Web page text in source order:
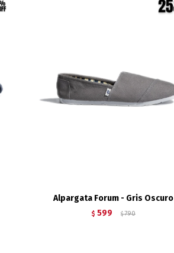
Alpargata Forum - Gris Oscuro
$ 599 $ 790